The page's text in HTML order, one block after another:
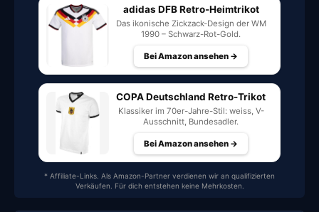
adidas DFB Retro-Heimtrikot
Das ikonische Zickzack-Design der WM
1990 – Schwarz-Rot-Gold.
Bei Amazon ansehen →
COPA Deutschland Retro-Trikot
Klassiker im 70er-Jahre-Stil: weiss, V-
Ausschnitt, Bundesadler.
Bei Amazon ansehen →
* Affiliate-Links. Als Amazon-Partner verdienen wir an qualifizierten
Verkäufen. Für dich entstehen keine Mehrkosten.